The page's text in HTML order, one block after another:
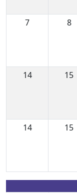
7
8
14
15
14
15